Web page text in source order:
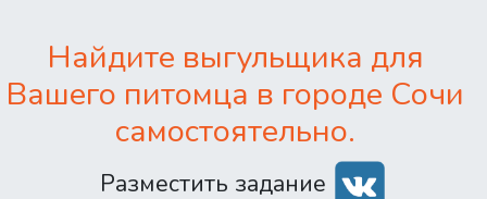
Найдите выгульщика для
Вашего питомца в городе Сочи
самостоятельно.
Разместить задание